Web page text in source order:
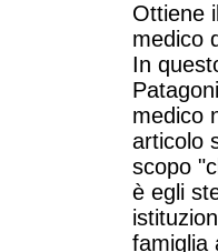
Ottiene
medico
In
medico
articolo
scopo
è egli
famiglia